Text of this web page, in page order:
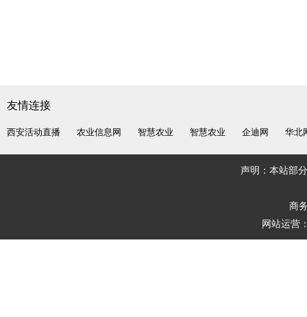
友情连接
西安活动直播 农业信息网 智慧农业 智慧农业 企迪网 华北
声明：本站部
商
网站运营